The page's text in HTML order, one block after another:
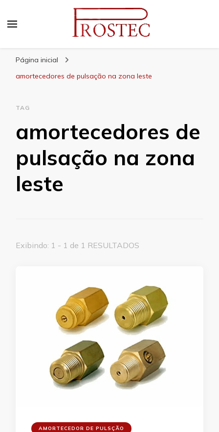
Página inicial
amortecedores de pulsação na zona leste
TAG
amortecedores de
pulsação na zona
leste
Exibindo: 1 - 1 de 1 RESULTADOS
AMORTECEDOR DE PULSÇÃO